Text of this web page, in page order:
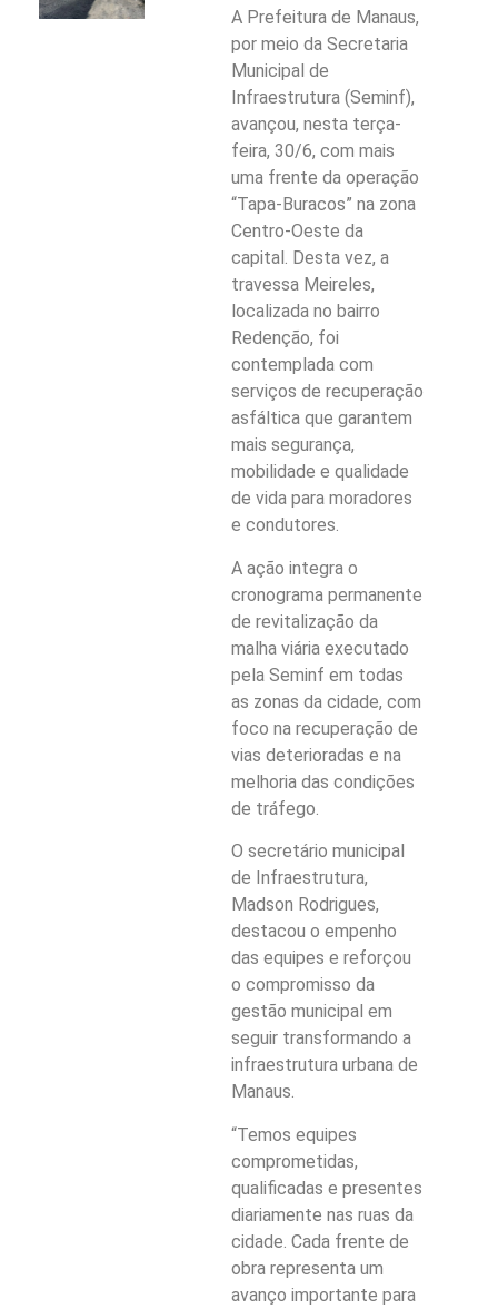
A Prefeitura de Manaus,
por meio da Secretaria
Municipal de
Infraestrutura (Seminf),
avançou, nesta terça-
feira, 30/6, com mais
uma frente da operação
“Tapa-Buracos” na zona
Centro-Oeste da
capital. Desta vez, a
travessa Meireles,
localizada no bairro
Redenção, foi
contemplada com
serviços de recuperação
asfáltica que garantem
mais segurança,
mobilidade e qualidade
de vida para moradores
e condutores.
A ação integra o
cronograma permanente
de revitalização da
malha viária executado
pela Seminf em todas
as zonas da cidade, com
foco na recuperação de
vias deterioradas e na
melhoria das condições
de tráfego.
O secretário municipal
de Infraestrutura,
Madson Rodrigues,
destacou o empenho
das equipes e reforçou
o compromisso da
gestão municipal em
seguir transformando a
infraestrutura urbana de
Manaus.
“Temos equipes
comprometidas,
qualificadas e presentes
diariamente nas ruas da
cidade. Cada frente de
obra representa um
avanço importante para